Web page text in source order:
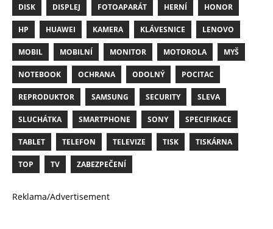
DISK DISPLEJ FOTOAPARÁT HERNÍ HONOR
HP HUAWEI KAMERA KLÁVESNICE LENOVO
MOBIL MOBILNÍ MONITOR MOTOROLA MYŠ
NOTEBOOK OCHRANA ODOLNÝ POCITAC
REPRODUKTOR SAMSUNG SECURITY SLEVA
SLUCHÁTKA SMARTPHONE SONY SPECIFIKACE
TABLET TELEFON TELEVIZE TISK TISKÁRNA
TOP TV ZABEZPEČENÍ
Reklama/Advertisement